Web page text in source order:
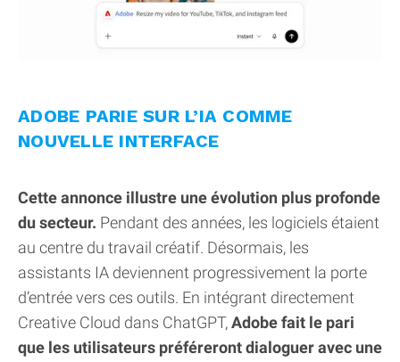
ADOBE PARIE SUR L’IA COMME
NOUVELLE INTERFACE
Cette annonce illustre une évolution plus profonde
du secteur. Pendant des années, les logiciels étaient
au centre du travail créatif. Désormais, les
assistants IA deviennent progressivement la porte
d’entrée vers ces outils. En intégrant directement
Creative Cloud dans ChatGPT,Adobe fait le pari
que les utilisateurs préféreront dialoguer avec une